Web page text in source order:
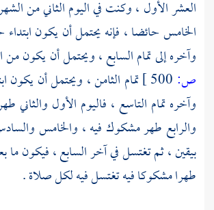
العشر الأول ، وكنت في اليوم الثاني من
الخامس حائضا ، فإنه يحتمل أن يكون
وآخره إلى تمام السابع ، ويحتمل أن يكون من
ص:
تمام الثامن ، ويحتمل أن يكون
وآخره تمام التاسع ، فاليوم الأول والثاني
والرابع طهر مشكوك فيه ، والخامس
بيقين ، ثم تغتسل في آخر السابع ، فيكون ما
طهرا مشكوكا فيه تغتسل فيه لكل صلاة .